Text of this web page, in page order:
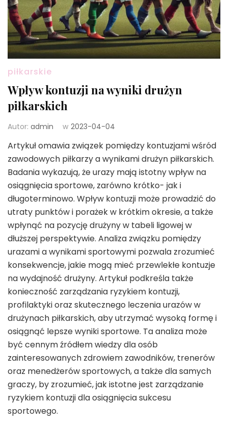
piłkarskie
Wpływ kontuzji na wyniki drużyn
piłkarskich
Autor: admin w 2023-04-04
Artykuł omawia związek pomiędzy kontuzjami wśród
zawodowych piłkarzy a wynikami drużyn piłkarskich.
Badania wykazują, że urazy mają istotny wpływ na
osiągnięcia sportowe, zarówno krótko- jak i
długoterminowo. Wpływ kontuzji może prowadzić do
utraty punktów i porażek w krótkim okresie, a także
wpłynąć na pozycję drużyny w tabeli ligowej w
dłuższej perspektywie. Analiza związku pomiędzy
urazami a wynikami sportowymi pozwala zrozumieć
konsekwencje, jakie mogą mieć przewlekłe kontuzje
na wydajność drużyny. Artykuł podkreśla także
konieczność zarządzania ryzykiem kontuzji,
profilaktyki oraz skutecznego leczenia urazów w
drużynach piłkarskich, aby utrzymać wysoką formę i
osiągnąć lepsze wyniki sportowe. Ta analiza może
być cennym źródłem wiedzy dla osób
zainteresowanych zdrowiem zawodników, trenerów
oraz menedżerów sportowych, a także dla samych
graczy, by zrozumieć, jak istotne jest zarządzanie
ryzykiem kontuzji dla osiągnięcia sukcesu
sportowego.